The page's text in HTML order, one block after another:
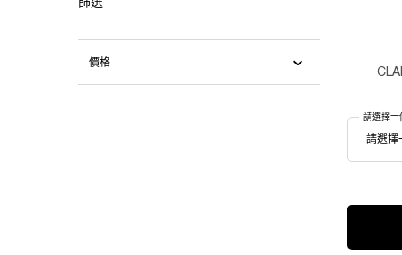
篩選
價格
請選擇一